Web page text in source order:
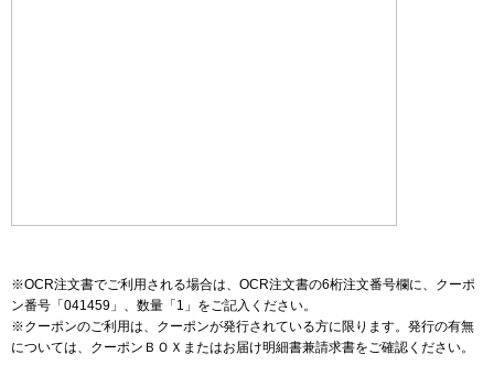
※OCR注文書でご利用される場合は、OCR注文書の6桁注文番号欄に、クーポ
ン番号「041459」、数量「1」をご記入ください。
※クーポンのご利用は、クーポンが発行されている方に限ります。発行の有無
については、クーポンＢＯＸまたはお届け明細書兼請求書をご確認ください。